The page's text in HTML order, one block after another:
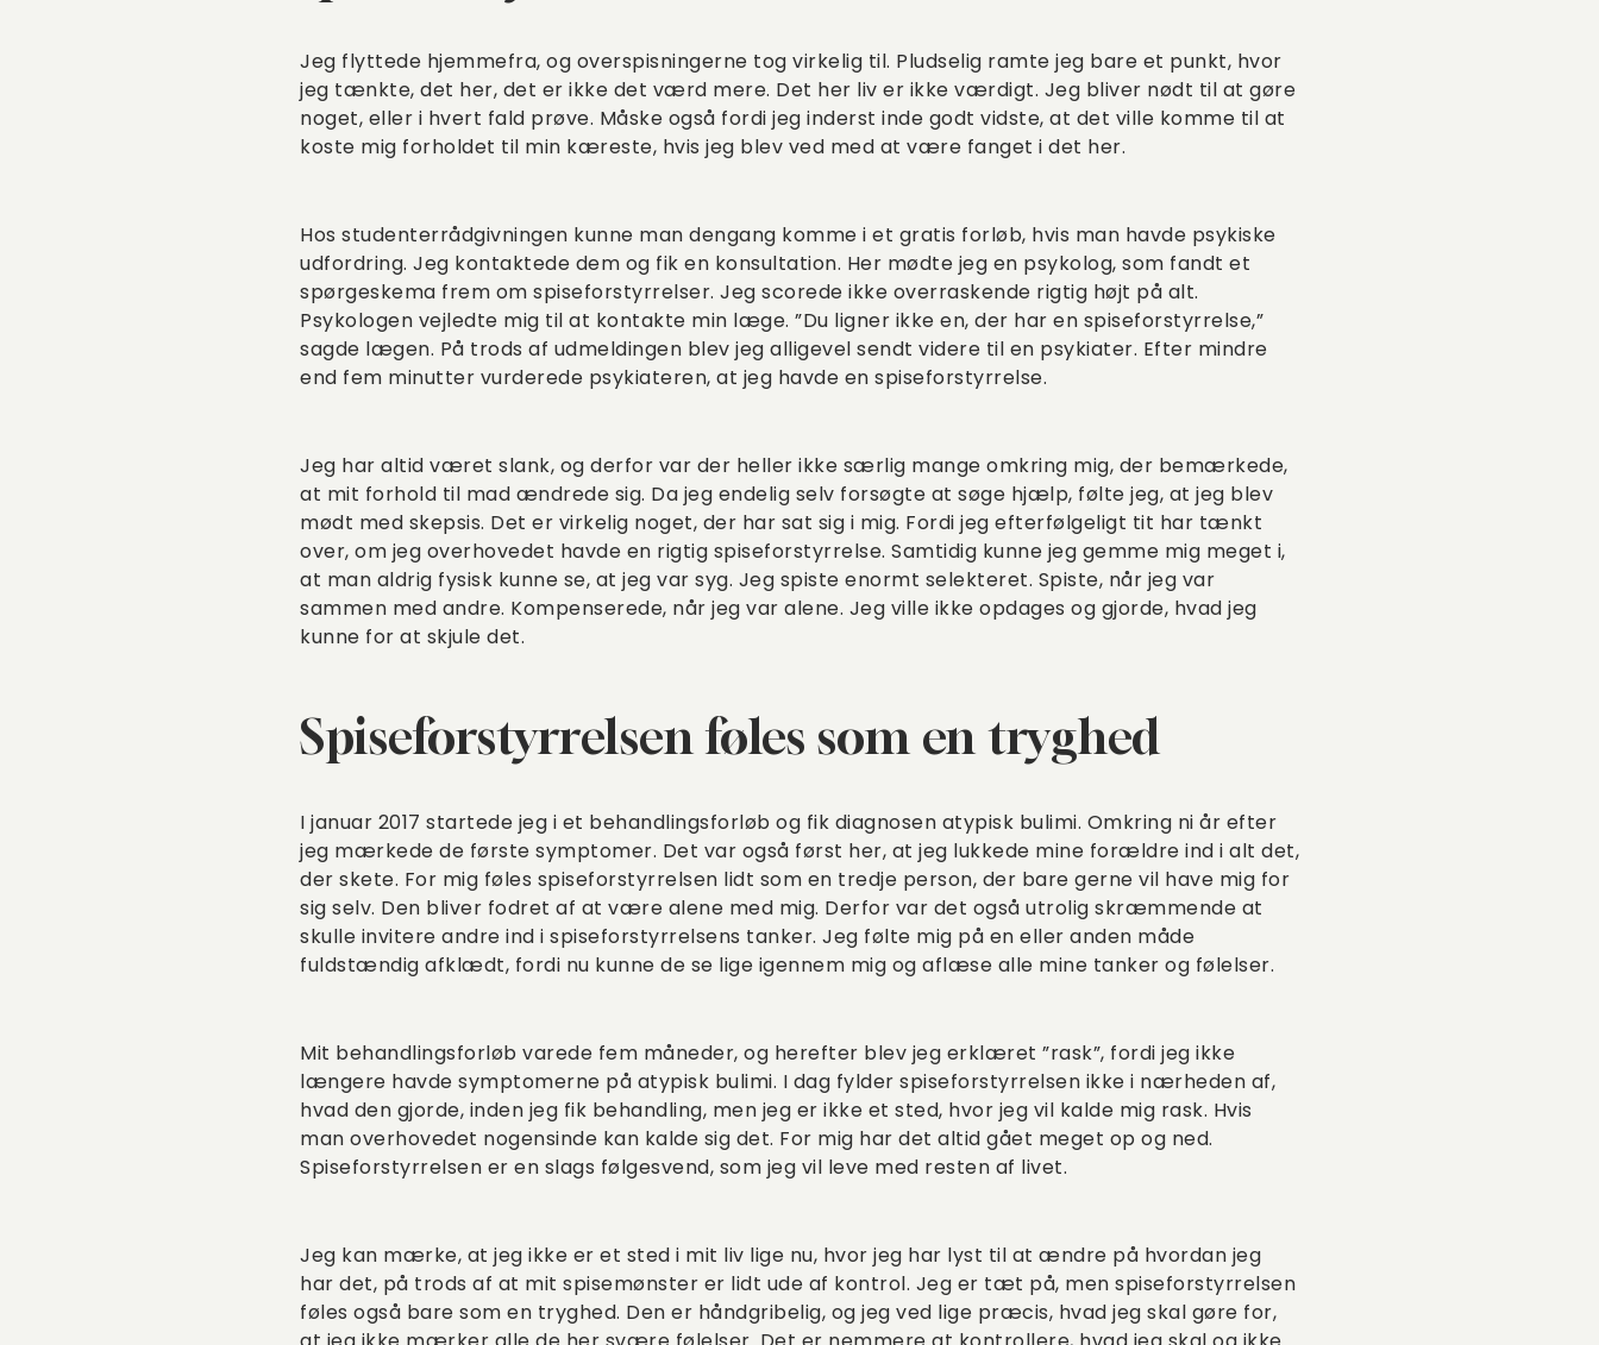
Jeg flyttede hjemmefra, og overspisningerne tog virkelig til. Pludselig ramte jeg bare et punkt, hvor
jeg tænkte, det her, det er ikke det værd mere. Det her liv er ikke værdigt. Jeg bliver nødt til at gøre
noget, eller i hvert fald prøve. Måske også fordi jeg inderst inde godt vidste, at det ville komme til at
koste mig forholdet til min kæreste, hvis jeg blev ved med at være fanget i det her.
Hos studenterrådgivningen kunne man dengang komme i et gratis forløb, hvis man havde psykiske
udfordring. Jeg kontaktede dem og fik en konsultation. Her mødte jeg en psykolog, som fandt et
spørgeskema frem om spiseforstyrrelser. Jeg scorede ikke overraskende rigtig højt på alt.
Psykologen vejledte mig til at kontakte min læge. ”Du ligner ikke en, der har en spiseforstyrrelse,”
sagde lægen. På trods af udmeldingen blev jeg alligevel sendt videre til en psykiater. Efter mindre
end fem minutter vurderede psykiateren, at jeg havde en spiseforstyrrelse.
Jeg har altid været slank, og derfor var der heller ikke særlig mange omkring mig, der bemærkede,
at mit forhold til mad ændrede sig. Da jeg endelig selv forsøgte at søge hjælp, følte jeg, at jeg blev
mødt med skepsis. Det er virkelig noget, der har sat sig i mig. Fordi jeg efterfølgeligt tit har tænkt
over, om jeg overhovedet havde en rigtig spiseforstyrrelse. Samtidig kunne jeg gemme mig meget i,
at man aldrig fysisk kunne se, at jeg var syg. Jeg spiste enormt selekteret. Spiste, når jeg var
sammen med andre. Kompenserede, når jeg var alene. Jeg ville ikke opdages og gjorde, hvad jeg
kunne for at skjule det.
Spiseforstyrrelsen føles som en tryghed
I januar 2017 startede jeg i et behandlingsforløb og fik diagnosen atypisk bulimi. Omkring ni år efter
jeg mærkede de første symptomer. Det var også først her, at jeg lukkede mine forældre ind i alt det,
der skete. For mig føles spiseforstyrrelsen lidt som en tredje person, der bare gerne vil have mig for
sig selv. Den bliver fodret af at være alene med mig. Derfor var det også utrolig skræmmende at
skulle invitere andre ind i spiseforstyrrelsens tanker. Jeg følte mig på en eller anden måde
fuldstændig afklædt, fordi nu kunne de se lige igennem mig og aflæse alle mine tanker og følelser.
Mit behandlingsforløb varede fem måneder, og herefter blev jeg erklæret ”rask”, fordi jeg ikke
længere havde symptomerne på atypisk bulimi. I dag fylder spiseforstyrrelsen ikke i nærheden af,
hvad den gjorde, inden jeg fik behandling, men jeg er ikke et sted, hvor jeg vil kalde mig rask. Hvis
man overhovedet nogensinde kan kalde sig det. For mig har det altid gået meget op og ned.
Spiseforstyrrelsen er en slags følgesvend, som jeg vil leve med resten af livet.
Jeg kan mærke, at jeg ikke er et sted i mit liv lige nu, hvor jeg har lyst til at ændre på hvordan jeg
har det, på trods af at mit spisemønster er lidt ude af kontrol. Jeg er tæt på, men spiseforstyrrelsen
føles også bare som en tryghed. Den er håndgribelig, og jeg ved lige præcis, hvad jeg skal gøre for,